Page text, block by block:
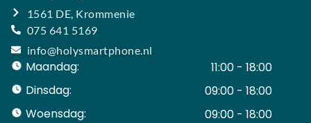
1561 DE, Krommenie
075 641 5169
info@holysmartphone.nl
Maandag:
11:00 - 18:00
Dinsdag:
09:00 - 18:00
Woensdag:
09:00 - 18:00